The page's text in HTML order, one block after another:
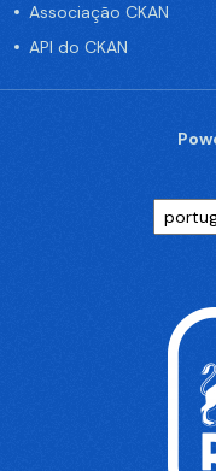
Associação CKAN
API do CKAN